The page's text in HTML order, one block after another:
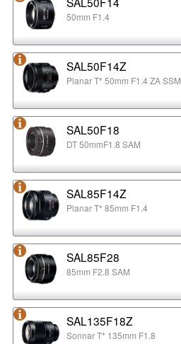
50mm F1.4
SAL50F14Z
Planar T* 50mm F1.4 ZA SSM
SAL50F18
DT 50mmF1.8 SAM
SAL85F14Z
Planar T* 85mm F1.4
SAL85F28
85mm F2.8 SAM
SAL135F18Z
Sonnar T* 135mm F1.8